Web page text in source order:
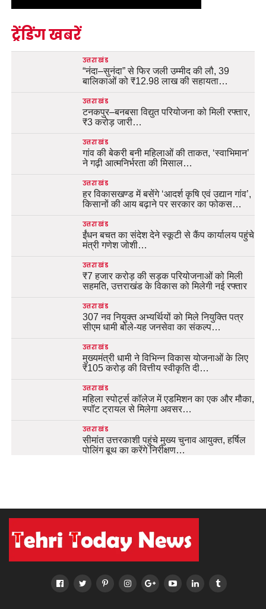
ट्रेंडिंग खबरें
उत्तराखंड
“नंदा–सुनंदा” से फिर जली उम्मीद की लौ, 39
बालिकाओं को ₹12.98 लाख की सहायता…
उत्तराखंड
टनकपुर–बनबसा विद्युत परियोजना को मिली रफ्तार,
₹3 करोड़ जारी…
उत्तराखंड
गांव की बेकरी बनी महिलाओं की ताकत, ‘स्वाभिमान’
ने गढ़ी आत्मनिर्भरता की मिसाल…
उत्तराखंड
हर विकासखण्ड में बसेंगे ‘आदर्श कृषि एवं उद्यान गांव’,
किसानों की आय बढ़ाने पर सरकार का फोकस…
उत्तराखंड
ईंधन बचत का संदेश देने स्कूटी से कैंप कार्यालय पहुंचे
मंत्री गणेश जोशी…
उत्तराखंड
₹7 हजार करोड़ की सड़क परियोजनाओं को मिली
सहमति, उत्तराखंड के विकास को मिलेगी नई रफ्तार
उत्तराखंड
307 नव नियुक्त अभ्यर्थियों को मिले नियुक्ति पत्र
सीएम धामी बोले-यह जनसेवा का संकल्प…
उत्तराखंड
मुख्यमंत्री धामी ने विभिन्न विकास योजनाओं के लिए
₹105 करोड़ की वित्तीय स्वीकृति दी…
उत्तराखंड
महिला स्पोर्ट्स कॉलेज में एडमिशन का एक और मौका,
स्पॉट ट्रायल से मिलेगा अवसर…
उत्तराखंड
सीमांत उत्तरकाशी पहुंचे मुख्य चुनाव आयुक्त, हर्षिल
पोलिंग बूथ का करेंगे निरीक्षण…